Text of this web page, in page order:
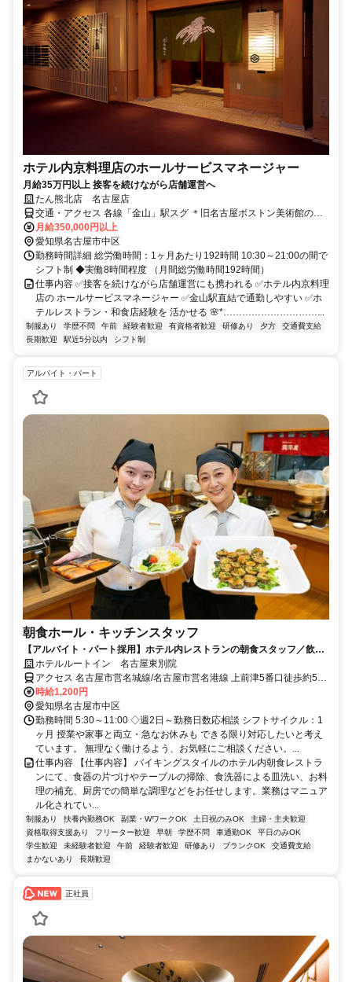
ホテル内京料理店のホールサービスマネージャー
月給35万円以上 接客を続けながら店舗運営へ
たん熊北店 名古屋店
交通・アクセス 各線「金山」駅スグ ＊旧名古屋ボストン美術館の入
る高層ビル「金山南ビル3Ｆ」
月給350,000円以上
愛知県名古屋市中区
勤務時間詳細 総労働時間：1ヶ月あたり192時間 10:30～21:00の間で
シフト制 ◆実働8時間程度 （月間総労働時間192時間）
仕事内容 ✅接客を続けながら店舗運営にも携われる ✅ホテル内京料理
店の ホールサービスマネージャー ✅金山駅直結で通勤しやすい ✅ホ
テルレストラン・和食店経験を 活かせる 🌸*…………………………...
制服あり 学歴不問 午前 経験者歓迎 有資格者歓迎 研修あり 夕方
交通費支給
長期歓迎
駅近5分以内 シフト制
アルバイト・パート
朝食ホール・キッチンスタッフ
【アルバイト・パート採用】ホテル内レストランの朝食スタッフ／飲食
未経験歓迎！主婦(夫)さん活躍中
ホテルルートイン 名古屋東別院
アクセス 名古屋市営名城線/名古屋市営名港線 上前津5番口徒歩約5
分、名古屋市営鶴舞線 上前津5番口徒歩約5分、名古屋市営名城線/名
古屋市営名港線 東別院4番口徒歩約7分
時給1,200円
愛知県名古屋市中区
勤務時間 5:30～11:00 ◇週2日～勤務日数応相談 シフトサイクル：1
ヶ月 授業や家事と両立・急なお休みも できる限り対応したいと考え
ています。 無理なく働けるよう、お気軽にご相談ください。...
仕事内容 【仕事内容】 バイキングスタイルのホテル内朝食レストラ
ンにて、食器の片づけやテーブルの掃除、食洗器による皿洗い、お料
理の補充、厨房での簡単な調理などをお任せします。業務はマニュア
ル化されてい...
制服あり 扶養内勤務OK 副業・WワークOK 土日祝のみOK
主婦・主夫歓迎
資格取得支援あり
フリーター歓迎 早朝 学歴不問 車通勤OK
平日のみOK
学生歓迎
未経験者歓迎 午前 経験者歓迎 研修あり ブランクOK
交通費支給
まかないあり
長期歓迎
正社員